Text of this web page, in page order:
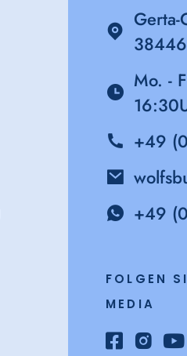
Gerta-
Mo. -
+49
+49
FOLGEN
MEDIA